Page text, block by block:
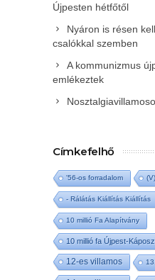
Újpesten hétfőtől
Nyáron is résen
csalókkal szemben
A kommunizmus
emlékeztek
Címkefelhő
'56-os forradalom
- Rálátás Kiállítás Kiállítás
10 millió Fa Alapítvány
10 millió fa Újpest-
12-es villamos